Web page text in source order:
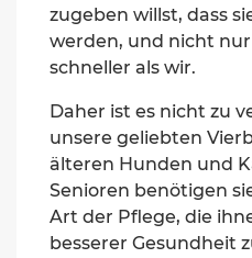
zugeben willst, dass
werden, und nicht
schneller als wir.
Daher ist es nicht zu
unsere geliebten
älteren Hunden und
Senioren benötigen
Art der Pflege, die
besserer Gesundheit